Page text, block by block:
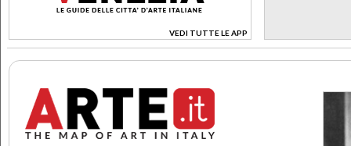
VEDI TUTTE LE APP
>